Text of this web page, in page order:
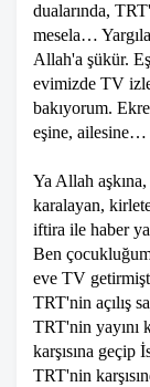
dualarında,
mesela…
Allah'a şükür.
evimizde TV
bakıyorum.
eşine, ailesine…
Ya Allah
karalayan,
iftira ile haber
Ben
eve TV
TRT'nin açılış
TRT'nin yayını
karşısına geçip
TRT'nin